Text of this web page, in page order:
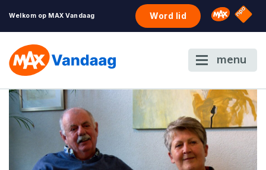
Welkom op MAX Vandaag Word lid Omroep
NPO
menu